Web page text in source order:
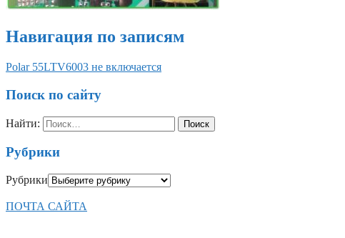
Навигация по записям
Polar 55LTV6003 не включается
Поиск по сайту
Найти:
Рубрики
Рубрики
ПОЧТА САЙТА